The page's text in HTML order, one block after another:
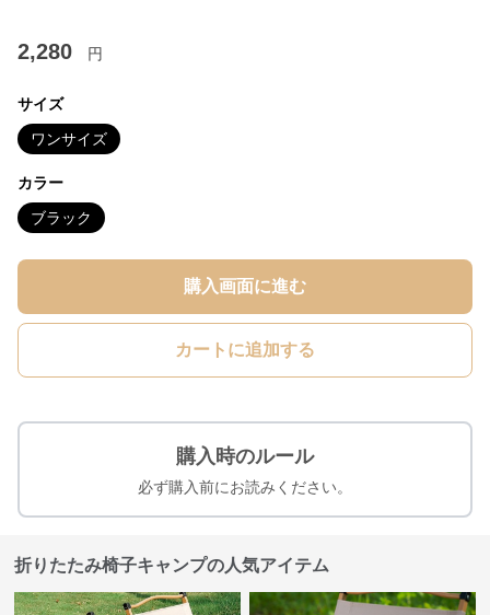
2,280 円
サイズ
ワンサイズ
カラー
ブラック
購入画面に進む
カートに追加する
購入時のルール
必ず購入前にお読みください。
折りたたみ椅子キャンプの人気アイテム